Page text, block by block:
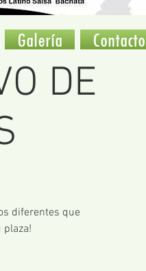
DE
diferentes que
plaza!
Galería Contacto